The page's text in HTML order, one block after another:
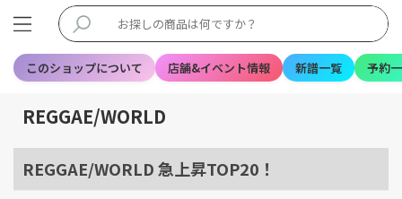
このショップについて 店舗&イベント情報 新譜一覧 予約
REGGAE/WORLD
REGGAE/WORLD 急上昇TOP20！